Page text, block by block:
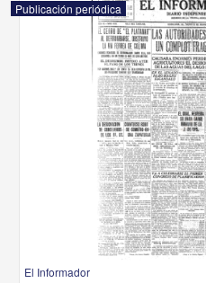
Publicación periódica
El Informador